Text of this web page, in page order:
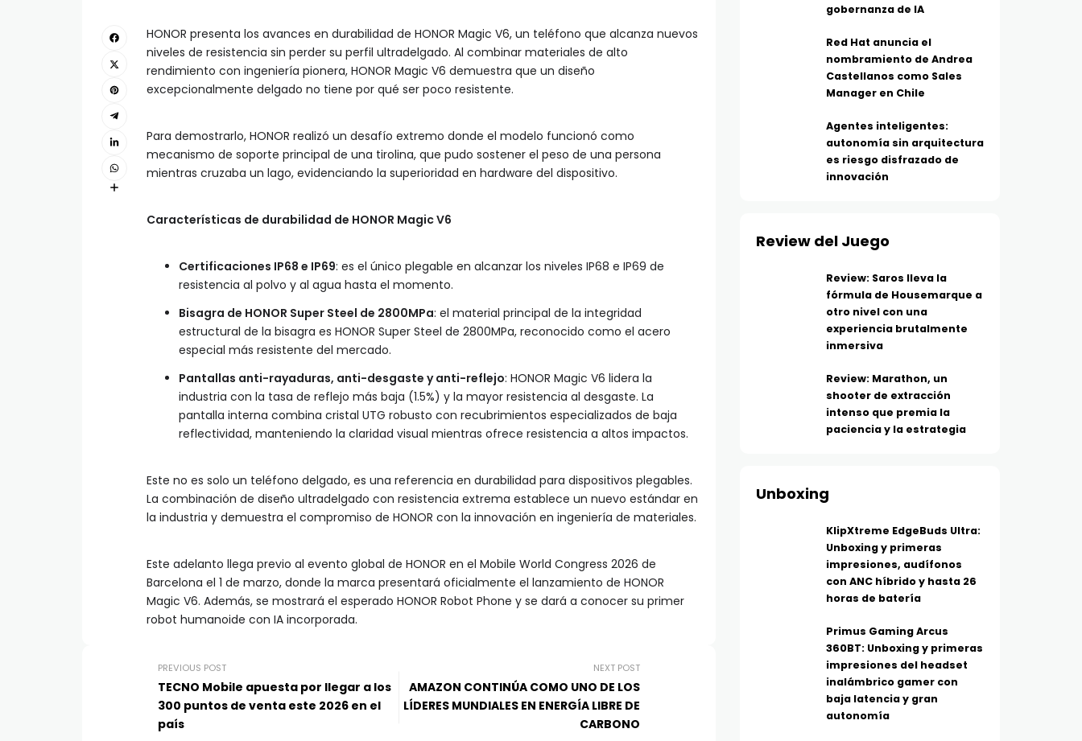
HONOR presenta los avances en durabilidad de HONOR Magic V6, un teléfono que alcanza nuevos
niveles de resistencia sin perder su perfil ultradelgado. Al combinar materiales de alto
rendimiento con ingeniería pionera, HONOR Magic V6 demuestra que un diseño
excepcionalmente delgado no tiene por qué ser poco resistente.
Para demostrarlo, HONOR realizó un desafío extremo donde el modelo funcionó como
mecanismo de soporte principal de una tirolina, que pudo sostener el peso de una persona
mientras cruzaba un lago, evidenciando la superioridad en hardware del dispositivo.
Características de durabilidad de HONOR Magic V6
Certificaciones IP68 e IP69: es el único plegable en alcanzar los niveles IP68 e IP69 de
resistencia al polvo y al agua hasta el momento.
Bisagra de HONOR Super Steel de 2800MPa: el material principal de la integridad
estructural de la bisagra es HONOR Super Steel de 2800MPa, reconocido como el acero
especial más resistente del mercado.
Pantallas anti-rayaduras, anti-desgaste y anti-reflejo: HONOR Magic V6 lidera la
industria con la tasa de reflejo más baja (1.5%) y la mayor resistencia al desgaste. La
pantalla interna combina cristal UTG robusto con recubrimientos especializados de baja
reflectividad, manteniendo la claridad visual mientras ofrece resistencia a altos impactos.
Este no es solo un teléfono delgado, es una referencia en durabilidad para dispositivos plegables.
La combinación de diseño ultradelgado con resistencia extrema establece un nuevo estándar en
la industria y demuestra el compromiso de HONOR con la innovación en ingeniería de materiales.
Este adelanto llega previo al evento global de HONOR en el Mobile World Congress 2026 de
Barcelona el 1 de marzo, donde la marca presentará oficialmente el lanzamiento de HONOR
Magic V6. Además, se mostrará el esperado HONOR Robot Phone y se dará a conocer su primer
robot humanoide con IA incorporada.
PREVIOUS POST
TECNO Mobile apuesta por llegar a los
300 puntos de venta este 2026 en el
país
NEXT POST
AMAZON CONTINÚA COMO UNO DE LOS
LÍDERES MUNDIALES EN ENERGÍA LIBRE DE
CARBONO
gobernanza de IA
Red Hat anuncia el
nombramiento de Andrea
Castellanos como Sales
Manager en Chile
Agentes inteligentes:
autonomía sin arquitectura
es riesgo disfrazado de
innovación
Review del Juego
Review: Saros lleva la
fórmula de Housemarque a
otro nivel con una
experiencia brutalmente
inmersiva
Review: Marathon, un
shooter de extracción
intenso que premia la
paciencia y la estrategia
Unboxing
KlipXtreme EdgeBuds Ultra:
Unboxing y primeras
impresiones, audífonos
con ANC híbrido y hasta 26
horas de batería
Primus Gaming Arcus
360BT: Unboxing y primeras
impresiones del headset
inalámbrico gamer con
baja latencia y gran
autonomía